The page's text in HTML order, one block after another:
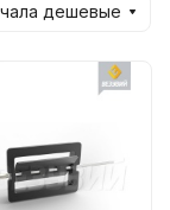
дешевые